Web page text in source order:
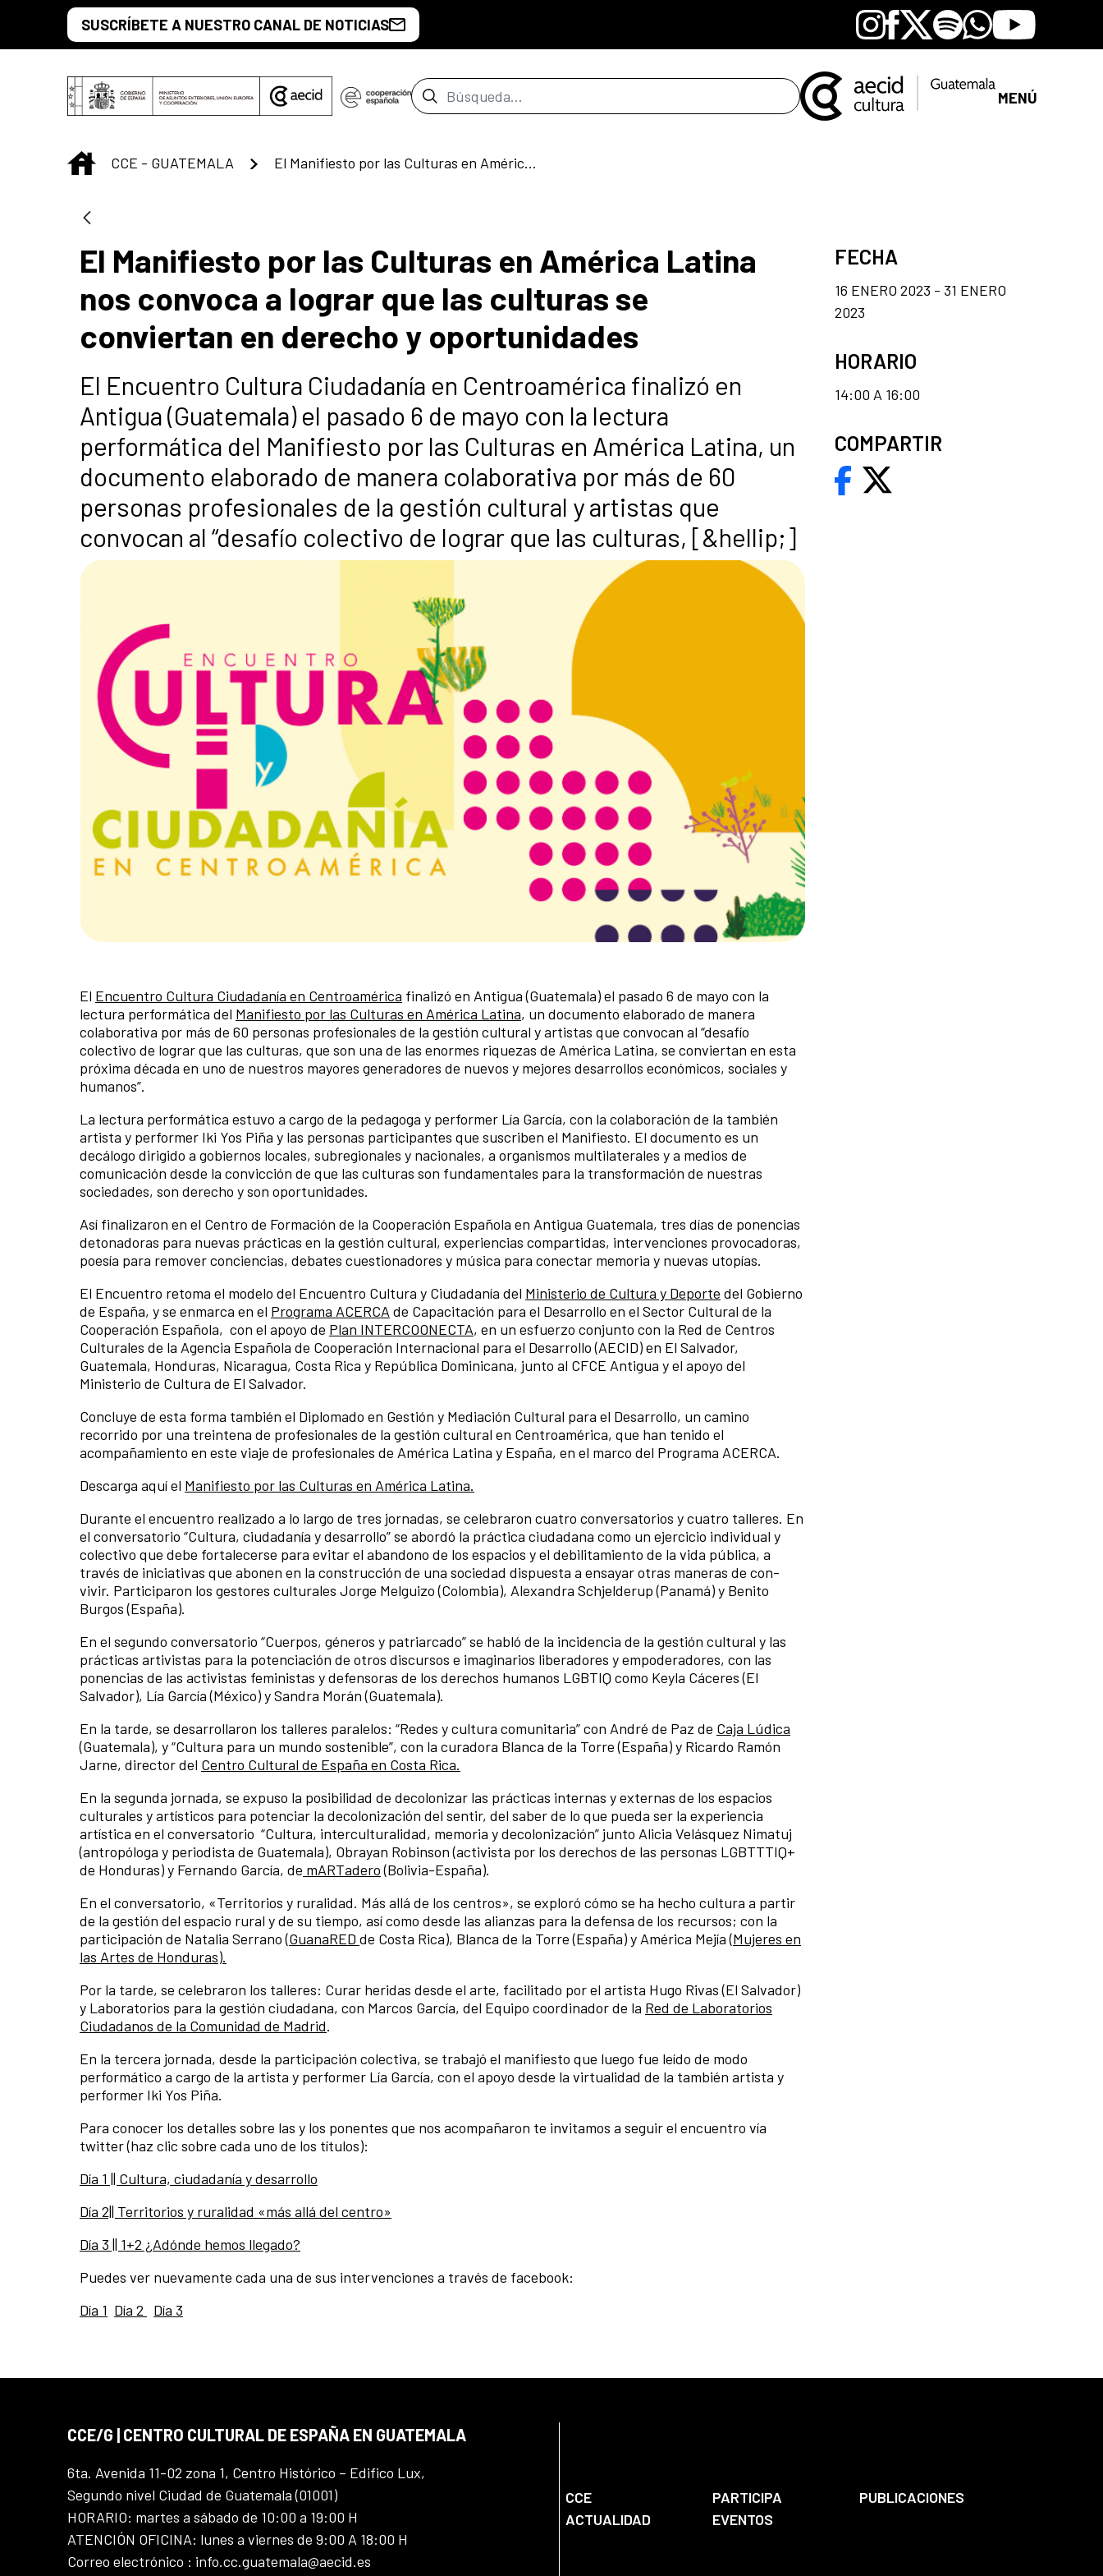
Saltar al contenido principal
SUSCRÍBETE A NUESTRO CANAL DE NOTICIAS Instagram
Facebook
X SpotifyWhatsapp
Youtube
Barra de búsqueda MENÚ
INICIO
CCE - GUATEMALA El Manifiesto por las Culturas en América Latina nos convoca a lograr que las culturas se conviertan en derecho y oportunidades
El Manifiesto por las Culturas en América Latina
nos convoca a lograr que las culturas se
conviertan en derecho y oportunidades
El Encuentro Cultura Ciudadanía en Centroamérica finalizó en
Antigua (Guatemala) el pasado 6 de mayo con la lectura
performática del Manifiesto por las Culturas en América Latina, un
documento elaborado de manera colaborativa por más de 60
personas profesionales de la gestión cultural y artistas que
convocan al “desafío colectivo de lograr que las culturas, [&hellip;]
El Encuentro Cultura Ciudadanía en Centroamérica finalizó en Antigua (Guatemala) el pasado 6 de mayo con la
lectura performática del Manifiesto por las Culturas en América Latina, un documento elaborado de manera
colaborativa por más de 60 personas profesionales de la gestión cultural y artistas que convocan al “desafío
colectivo de lograr que las culturas, que son una de las enormes riquezas de América Latina, se conviertan en esta
próxima década en uno de nuestros mayores generadores de nuevos y mejores desarrollos económicos, sociales y
humanos”.
La lectura performática estuvo a cargo de la pedagoga y performer Lía García, con la colaboración de la también
artista y performer Iki Yos Piña y las personas participantes que suscriben el Manifiesto. El documento es un
decálogo dirigido a gobiernos locales, subregionales y nacionales, a organismos multilaterales y a medios de
comunicación desde la convicción de que las culturas son fundamentales para la transformación de nuestras
sociedades, son derecho y son oportunidades.
Así finalizaron en el Centro de Formación de la Cooperación Española en Antigua Guatemala, tres días de ponencias
detonadoras para nuevas prácticas en la gestión cultural, experiencias compartidas, intervenciones provocadoras,
poesía para remover conciencias, debates cuestionadores y música para conectar memoria y nuevas utopías.
El Encuentro retoma el modelo del Encuentro Cultura y Ciudadanía del Ministerio de Cultura y Deporte del Gobierno
de España, y se enmarca en el Programa ACERCA de Capacitación para el Desarrollo en el Sector Cultural de la
Cooperación Española, con el apoyo de Plan INTERCOONECTA, en un esfuerzo conjunto con la Red de Centros
Culturales de la Agencia Española de Cooperación Internacional para el Desarrollo (AECID) en El Salvador,
Guatemala, Honduras, Nicaragua, Costa Rica y República Dominicana, junto al CFCE Antigua y el apoyo del
Ministerio de Cultura de El Salvador.
Concluye de esta forma también el Diplomado en Gestión y Mediación Cultural para el Desarrollo, un camino
recorrido por una treintena de profesionales de la gestión cultural en Centroamérica, que han tenido el
acompañamiento en este viaje de profesionales de América Latina y España, en el marco del Programa ACERCA.
Descarga aquí el Manifiesto por las Culturas en América Latina.
Durante el encuentro realizado a lo largo de tres jornadas, se celebraron cuatro conversatorios y cuatro talleres. En
el conversatorio “Cultura, ciudadanía y desarrollo” se abordó la práctica ciudadana como un ejercicio individual y
colectivo que debe fortalecerse para evitar el abandono de los espacios y el debilitamiento de la vida pública, a
través de iniciativas que abonen en la construcción de una sociedad dispuesta a ensayar otras maneras de con-
vivir. Participaron los gestores culturales Jorge Melguizo (Colombia), Alexandra Schjelderup (Panamá) y Benito
Burgos (España).
En el segundo conversatorio “Cuerpos, géneros y patriarcado” se habló de la incidencia de la gestión cultural y las
prácticas artivistas para la potenciación de otros discursos e imaginarios liberadores y empoderadores, con las
ponencias de las activistas feministas y defensoras de los derechos humanos LGBTIQ como Keyla Cáceres (El
Salvador), Lía García (México) y Sandra Morán (Guatemala).
En la tarde, se desarrollaron los talleres paralelos: “Redes y cultura comunitaria” con André de Paz de Caja Lúdica
(Guatemala), y “Cultura para un mundo sostenible”, con la curadora Blanca de la Torre (España) y Ricardo Ramón
Jarne, director del Centro Cultural de España en Costa Rica.
En la segunda jornada, se expuso la posibilidad de decolonizar las prácticas internas y externas de los espacios
culturales y artísticos para potenciar la decolonización del sentir, del saber de lo que pueda ser la experiencia
artística en el conversatorio “Cultura, interculturalidad, memoria y decolonización” junto Alicia Velásquez Nimatuj
(antropóloga y periodista de Guatemala), Obrayan Robinson (activista por los derechos de las personas LGBTTTIQ+
de Honduras) y Fernando García, de mARTadero(Bolivia-España).
En el conversatorio, «Territorios y ruralidad. Más allá de los centros», se exploró cómo se ha hecho cultura a partir
de la gestión del espacio rural y de su tiempo, así como desde las alianzas para la defensa de los recursos; con la
participación de Natalia Serrano (GuanaRED de Costa Rica), Blanca de la Torre (España) y América Mejía (Mujeres en
las Artes de Honduras).
Por la tarde, se celebraron los talleres: Curar heridas desde el arte, facilitado por el artista Hugo Rivas (El Salvador)
y Laboratorios para la gestión ciudadana, con Marcos García, del Equipo coordinador de la Red de Laboratorios
Ciudadanos de la Comunidad de Madrid.
En la tercera jornada, desde la participación colectiva, se trabajó el manifiesto que luego fue leído de modo
performático a cargo de la artista y performer Lía García, con el apoyo desde la virtualidad de la también artista y
performer Iki Yos Piña.
Para conocer los detalles sobre las y los ponentes que nos acompañaron te invitamos a seguir el encuentro vía
twitter (haz clic sobre cada uno de los títulos):
Día 1 || Cultura, ciudadanía y desarrollo
Día 2|| Territorios y ruralidad «más allá del centro»
Día 3 || 1+2 ¿Adónde hemos llegado?
Puedes ver nuevamente cada una de sus intervenciones a través de facebook:
Día 1 Día 2 Día 3
FECHA
16 ENERO 2023 - 31 ENERO
2023
HORARIO
14:00 A 16:00
COMPARTIR
CCE/G | CENTRO CULTURAL DE ESPAÑA EN GUATEMALA
6ta. Avenida 11-02 zona 1, Centro Histórico – Edifico Lux,
Segundo nivel Ciudad de Guatemala (01001)
HORARIO: martes a sábado de 10:00 a 19:00 H
ATENCIÓN OFICINA: lunes a viernes de 9:00 A 18:00 H
Correo electrónico : info.cc.guatemala@aecid.es
CCE PARTICIPA
PUBLICACIONES
ACTUALIDAD
EVENTOS